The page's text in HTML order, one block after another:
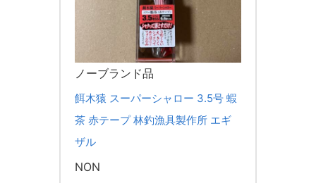
ノーブランド品
餌木猿 スーパーシャロー 3.5号 蝦
茶 赤テープ 林釣漁具製作所 エギ
ザル
NON